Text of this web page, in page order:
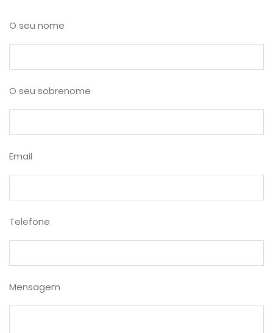
O seu nome
O seu sobrenome
Email
Telefone
Mensagem